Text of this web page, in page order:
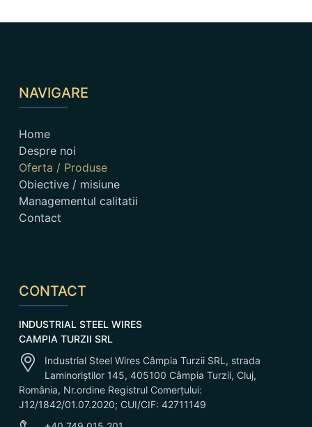
NAVIGARE
Home
Despre noi
Oferta / Produse
Obiective / misiune
Managementul calitatii
Contact
CONTACT
INDUSTRIAL STEEL WIRES
CAMPIA TURZII SRL
Industrial Steel Wires Câmpia Turzii SRL, strada
Laminoriștilor 145, 405100 Câmpia Turzii, Cluj,
România, Nr.ordine Registrul Comerțului:
J12/1842/01.07.2020; CUI/CIF: 42711149